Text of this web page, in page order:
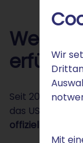
Wir
Mit
Welche
Seit 2020 ist
das US-
offizielle